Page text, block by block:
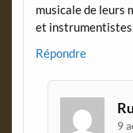
musicale de leurs
et
Répondre
9